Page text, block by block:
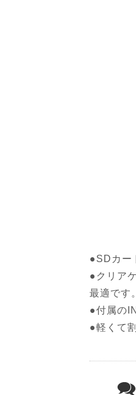
●SDカー
●クリア
最適です
●付属の
●軽くて